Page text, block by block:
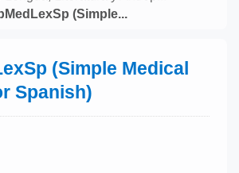
(Simple...
(Simple Medical
Spanish)